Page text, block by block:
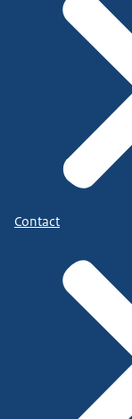
Contact